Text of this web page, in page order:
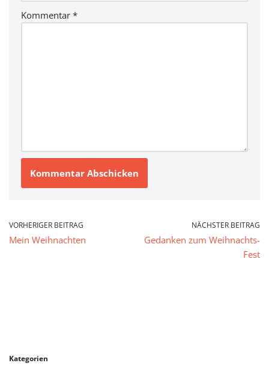
Kommentar *
VORHERIGER BEITRAG
Mein Weihnachten
NÄCHSTER BEITRAG
Gedanken zum Weihnachts-
Fest
Kategorien